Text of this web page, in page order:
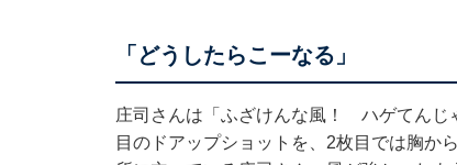
「どうしたらこーなる」
庄司さんは「ふざけんな風！ ハゲてんじ
目のドアップショットを、2枚目では胸か